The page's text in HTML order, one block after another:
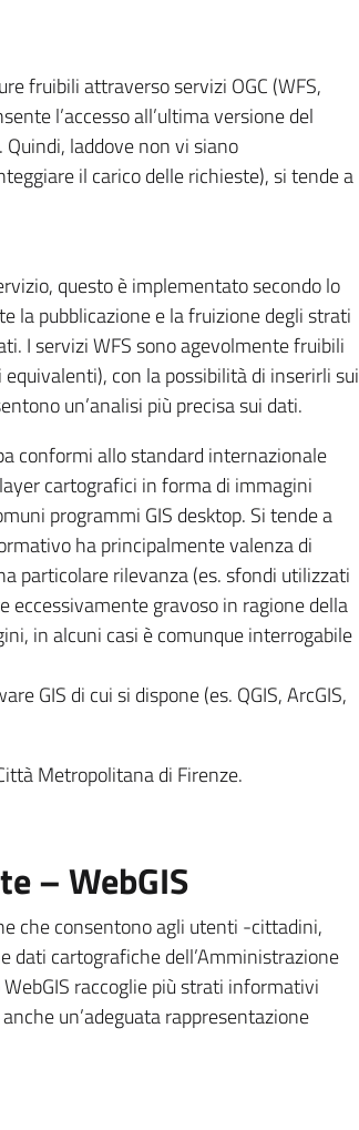
fruibili attraverso servizi OGC (WFS,
l’accesso all’ultima versione del
laddove non vi siano
il carico delle richieste), si tende a
questo è implementato secondo lo
la pubblicazione e la fruizione degli strati
I servizi WFS sono agevolmente fruibili
con la possibilità di inserirli sui
un’analisi più precisa sui dati.
conformi allo standard internazionale
cartografici in forma di immagini
programmi GIS desktop. Si tende a
ha principalmente valenza di
particolare rilevanza (es. sfondi utilizzati
eccessivamente gravoso in ragione della
in alcuni casi è comunque interrogabile
GIS di cui si dispone (es. QGIS, ArcGIS,
Metropolitana di Firenze.
– WebGIS
che consentono agli utenti -cittadini,
cartografiche dell’Amministrazione
raccoglie più strati informativi
un’adeguata rappresentazione